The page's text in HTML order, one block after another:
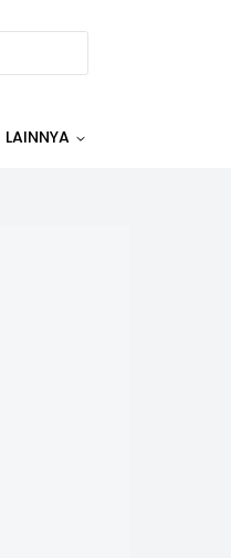
LAINNYA